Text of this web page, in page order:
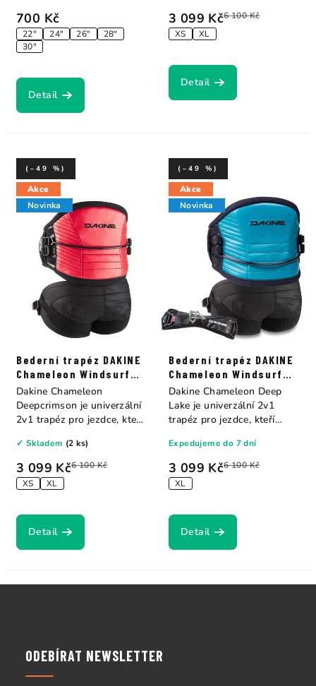
700 Kč
22" 24" 26"
28"
30"
Detail
3 099 Kč6 100 Kč
XS
XL
Detail
Akce
Novinka
Bederní trapéz DAKINE
Chameleon Windsurf
Harness Deepcrimson
3 099 Kč6 100 Kč
(–49 %)
XS XL
✓ Skladem (2 ks)
Detail
Dakine Chameleon
Deepcrimson je univerzální
2v1 trapéz pro jezdce, kteří
Akce
Novinka
Bederní trapéz DAKINE
Chameleon Windsurf
Harness Deep Lake
3 099 Kč6 100 Kč
(–49 %)
XL
Expedujeme do 7 dní
Detail
Dakine Chameleon Deep
Lake je univerzální 2v1
trapéz pro jezdce, kteří
ODEBÍRAT NEWSLETTER